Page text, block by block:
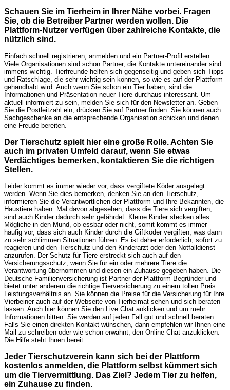
Schauen Sie im Tierheim in Ihrer Nähe vorbei. Fragen
Sie, ob die Betreiber Partner werden wollen. Die
Plattform-Nutzer verfügen über zahlreiche Kontakte, die
nützlich sind.
Einfach schnell registrieren, anmelden und ein Partner-Profil erstellen.
Viele Organisationen sind schon Partner, die Kontakte untereinander sind
immens wichtig. Tierfreunde helfen sich gegenseitig und geben sich Tipps
und Ratschläge, die sehr wichtig sein können, so wie es auf der Plattform
gehandhabt wird. Auch wenn Sie schon ein Tier haben, sind die
Informationen und Präsentation neuer Tiere durchaus interessant. Um
aktuell informiert zu sein, melden Sie sich für den Newsletter an. Geben
Sie die Postleitzahl ein, drücken Sie auf Partner finden. Sie können auch
Sachgeschenke an die entsprechende Organisation schicken und denen
eine Freude bereiten.
Der Tierschutz spielt hier eine große Rolle. Achten Sie
auch im privaten Umfeld darauf, wenn Sie etwas
Verdächtiges bemerken, kontaktieren Sie die richtigen
Stellen.
Leider kommt es immer wieder vor, dass vergiftete Köder ausgelegt
werden. Wenn Sie dies bemerken, denken Sie an den Tierschutz,
informieren Sie die Verantwortlichen der Plattform und Ihre Bekannten, die
Haustiere haben. Mal davon abgesehen, dass die Tiere sich vergiften,
sind auch Kinder dadurch sehr gefährdet. Kleine Kinder stecken alles
Mögliche in den Mund, ob essbar oder nicht, somit kommt es immer
häufig vor, dass sich auch Kinder durch die Giftköder vergiften, was dann
zu sehr schlimmen Situationen führen. Es ist daher erforderlich, sofort zu
reagieren und den Tierschutz und den Kinderarzt oder den Notfalldienst
anzurufen. Der Schutz für Tiere erstreckt sich auch auf den
Versicherungsschutz, wenn Sie für ein oder mehrere Tiere die
Verantwortung übernommen und diesen ein Zuhause gegeben haben. Die
Deutsche Familienversicherung ist Partner der Plattform-Begründer und
bietet unter anderem die richtige Tierversicherung zu einem tollen Preis
Leistungsverhältnis an. Sie können die Preise für die Versicherung für Ihre
Vierbeiner auch auf der Webseite von Tierheimat sehen und sich beraten
lassen. Auch hier können Sie den Live Chat anklicken und um mehr
Informationen bitten. Sie werden auf jeden Fall gut und schnell beraten.
Falls Sie einen direkten Kontakt wünschen, dann empfehlen wir Ihnen eine
Mail zu schreiben oder wie schon erwähnt, den Online Chat anzuklicken.
Die Hilfe steht Ihnen bereit.
Jeder Tierschutzverein kann sich bei der Plattform
kostenlos anmelden, die Plattform selbst kümmert sich
um die Tiervermittlung. Das Ziel? Jedem Tier zu helfen,
ein Zuhause zu finden.